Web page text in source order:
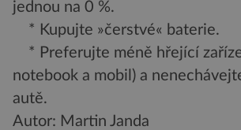
jednou na 0 %.
* Kupujte »čerstvé« baterie.
* Preferujte méně hřející
notebook a mobil) a
autě.
Autor: Martin Janda